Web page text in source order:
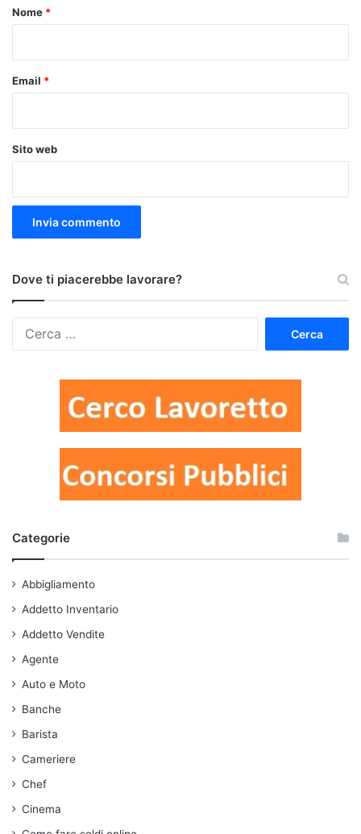
o
Nome *
Email *
Sito web
Dove ti piacerebbe lavorare?
Categorie
Abbigliamento
Addetto Inventario
Addetto Vendite
Agente
Auto e Moto
Banche
Barista
Cameriere
Chef
Cinema